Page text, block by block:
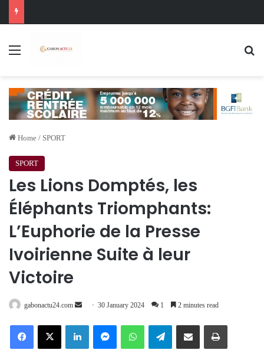
Menu
Home / SPORT
SPORT
Les Lions Domptés, les
Éléphants Triomphants:
L’Euphorie de la Presse
Ivoirienne Suite à leur
Victoire
gabonactu24.com
Send 30 January 2024 1 2 minutes read
FacebookX LinkedInMessengerWhatsAppTelegramShare via Email Print